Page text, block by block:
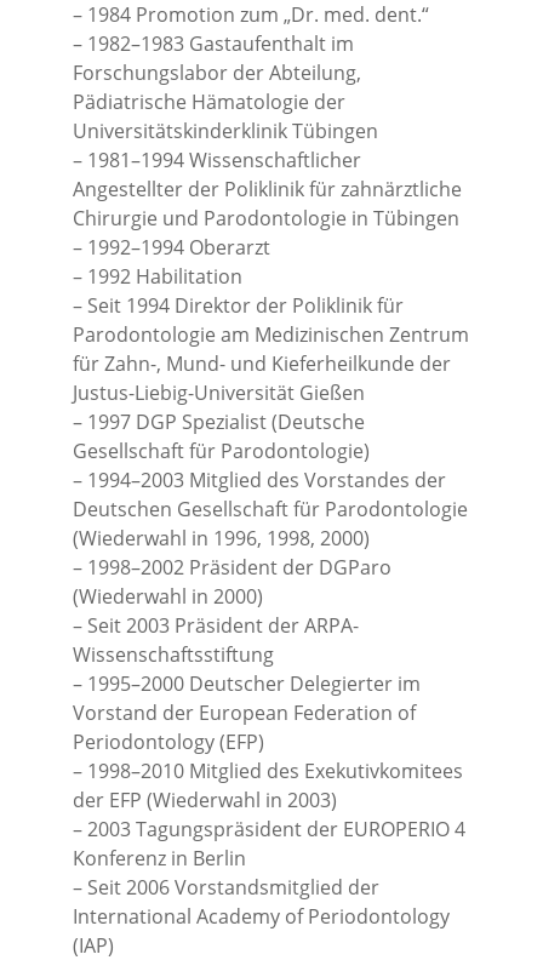
– 1984 Promotion zum „Dr. med. dent.“
– 1982–1983 Gastaufenthalt im
Forschungslabor der Abteilung,
Pädiatrische Hämatologie der
Universitätskinderklinik Tübingen
– 1981–1994 Wissenschaftlicher
Angestellter der Poliklinik für zahnärztliche
Chirurgie und Parodontologie in Tübingen
– 1992–1994 Oberarzt
– 1992 Habilitation
– Seit 1994 Direktor der Poliklinik für
Parodontologie am Medizinischen Zentrum
für Zahn-, Mund- und Kieferheilkunde der
Justus-Liebig-Universität Gießen
– 1997 DGP Spezialist (Deutsche
Gesellschaft für Parodontologie)
– 1994–2003 Mitglied des Vorstandes der
Deutschen Gesellschaft für Parodontologie
(Wiederwahl in 1996, 1998, 2000)
– 1998–2002 Präsident der DGParo
(Wiederwahl in 2000)
– Seit 2003 Präsident der ARPA-
Wissenschaftsstiftung
– 1995–2000 Deutscher Delegierter im
Vorstand der European Federation of
Periodontology (EFP)
– 1998–2010 Mitglied des Exekutivkomitees
der EFP (Wiederwahl in 2003)
– 2003 Tagungspräsident der EUROPERIO 4
Konferenz in Berlin
– Seit 2006 Vorstandsmitglied der
International Academy of Periodontology
(IAP)